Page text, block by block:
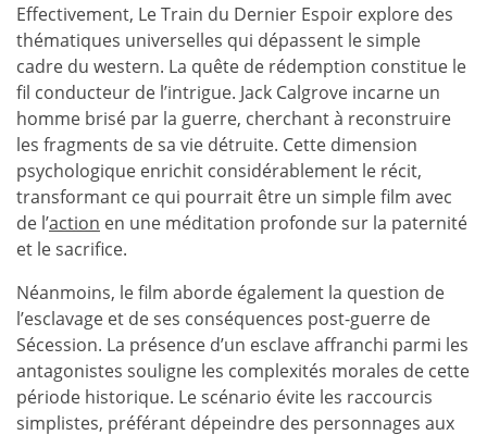
Effectivement, Le Train du Dernier Espoir explore des
thématiques universelles qui dépassent le simple
cadre du western. La quête de rédemption constitue le
fil conducteur de l’intrigue. Jack Calgrove incarne un
homme brisé par la guerre, cherchant à reconstruire
les fragments de sa vie détruite. Cette dimension
psychologique enrichit considérablement le récit,
transformant ce qui pourrait être un simple film avec
de l’action en une méditation profonde sur la paternité
et le sacrifice.
Néanmoins, le film aborde également la question de
l’esclavage et de ses conséquences post-guerre de
Sécession. La présence d’un esclave affranchi parmi les
antagonistes souligne les complexités morales de cette
période historique. Le scénario évite les raccourcis
simplistes, préférant dépeindre des personnages aux